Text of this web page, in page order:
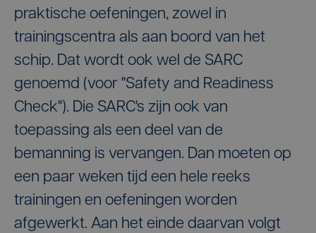
praktische oefeningen, zowel in
trainingscentra als aan boord van het
schip. Dat wordt ook wel de SARC
genoemd (voor "Safety and Readiness
Check"). Die SARC's zijn ook van
toepassing als een deel van de
bemanning is vervangen. Dan moeten op
een paar weken tijd een hele reeks
trainingen en oefeningen worden
afgewerkt. Aan het einde daarvan volgt